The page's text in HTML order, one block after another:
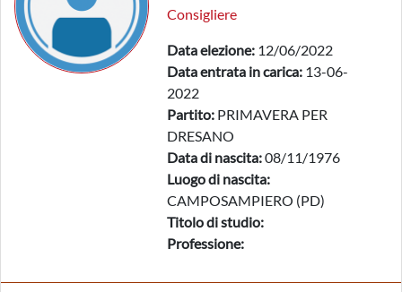
Consigliere
Data elezione: 12/06/2022
Data entrata in carica: 13-06-
2022
Partito: PRIMAVERA PER
DRESANO
Data di nascita:08/11/1976
Luogo di nascita:
CAMPOSAMPIERO (PD)
Titolo di studio:
Professione: